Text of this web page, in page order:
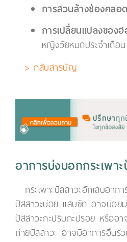
การสวนล้างช่องคลอด
การเปลี่ยนแปลงของ
หญิงวัยหมดประจำเดือน
> กลับสารบัญ
อาการบ่งบอกกระเพา
กระเพาะปัสสาวะอักเสบอา
ปัสสาวะบ่อย แสบขัด อาจบ่อย
ปัสสาวะกะปริบกะปรอย หรืออ
ถ่ายปัสสาวะ อาจมีอาการอื่นร่